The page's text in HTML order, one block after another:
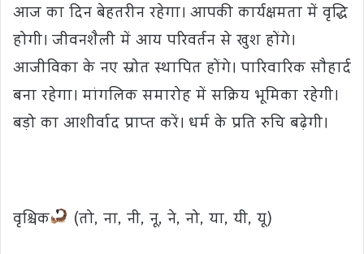
आज का दिन बेहतरीन रहेगा। आपकी कार्यक्षमता में वृद्धि
होगी। जीवनशैली में आय परिवर्तन से खुश होंगे।
आजीविका के नए स्रोत स्थापित होंगे। पारिवारिक सौहार्द
बना रहेगा। मांगलिक समारोह में सक्रिय भूमिका रहेगी।
बड़ो का आशीर्वाद प्राप्त करें। धर्म के प्रति रुचि बढ़ेगी।
वृश्चिक
(तो, ना, नी, नू, ने, नो, या, यी, यू)